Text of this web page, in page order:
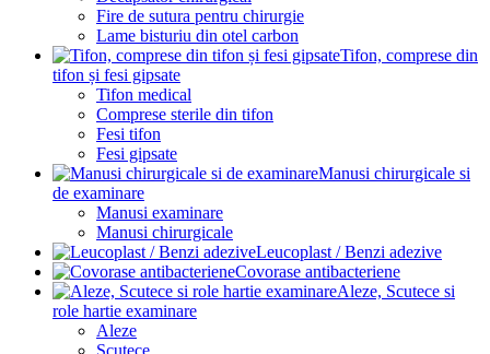
Fire de sutura pentru chirurgie
Lame bisturiu din otel carbon
Tifon, comprese din
tifon și fesi gipsate
Tifon medical
Comprese sterile din tifon
Fesi tifon
Fesi gipsate
Manusi chirurgicale si
de examinare
Manusi examinare
Manusi chirurgicale
Leucoplast / Benzi adezive
Covorase antibacteriene
Aleze, Scutece si
role hartie examinare
Aleze